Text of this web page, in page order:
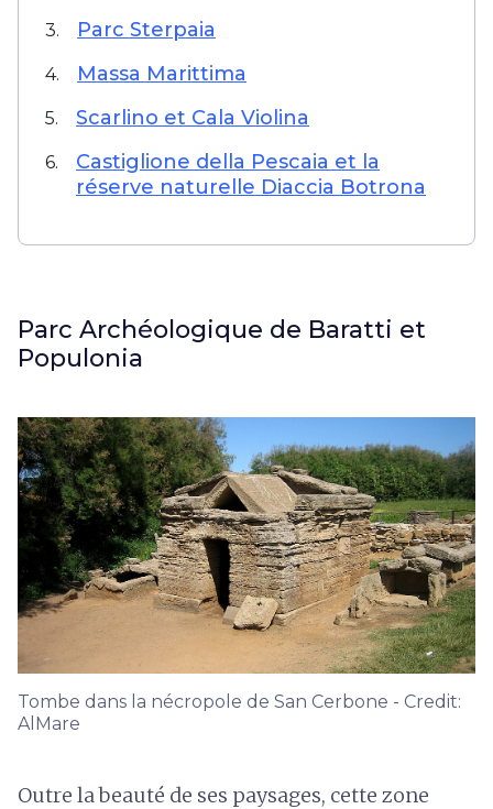
3. Parc Sterpaia
4. Massa Marittima
5. Scarlino et Cala Violina
6.
Castiglione della Pescaia et la
réserve naturelle Diaccia Botrona
Parc Archéologique de Baratti et
Populonia
Tombe dans la nécropole de San Cerbone - Credit:
AlMare
Outre la beauté de ses paysages, cette zone